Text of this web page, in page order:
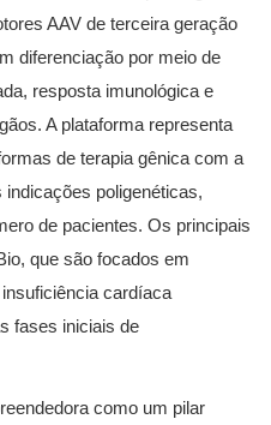
AAV de terceira geração
diferenciação por meio de
resposta imunológica e
A plataforma representa
de terapia gênica com a
poligenéticas,
de pacientes. Os principais
que são focados em
cardíaca
fases iniciais de
como um pilar